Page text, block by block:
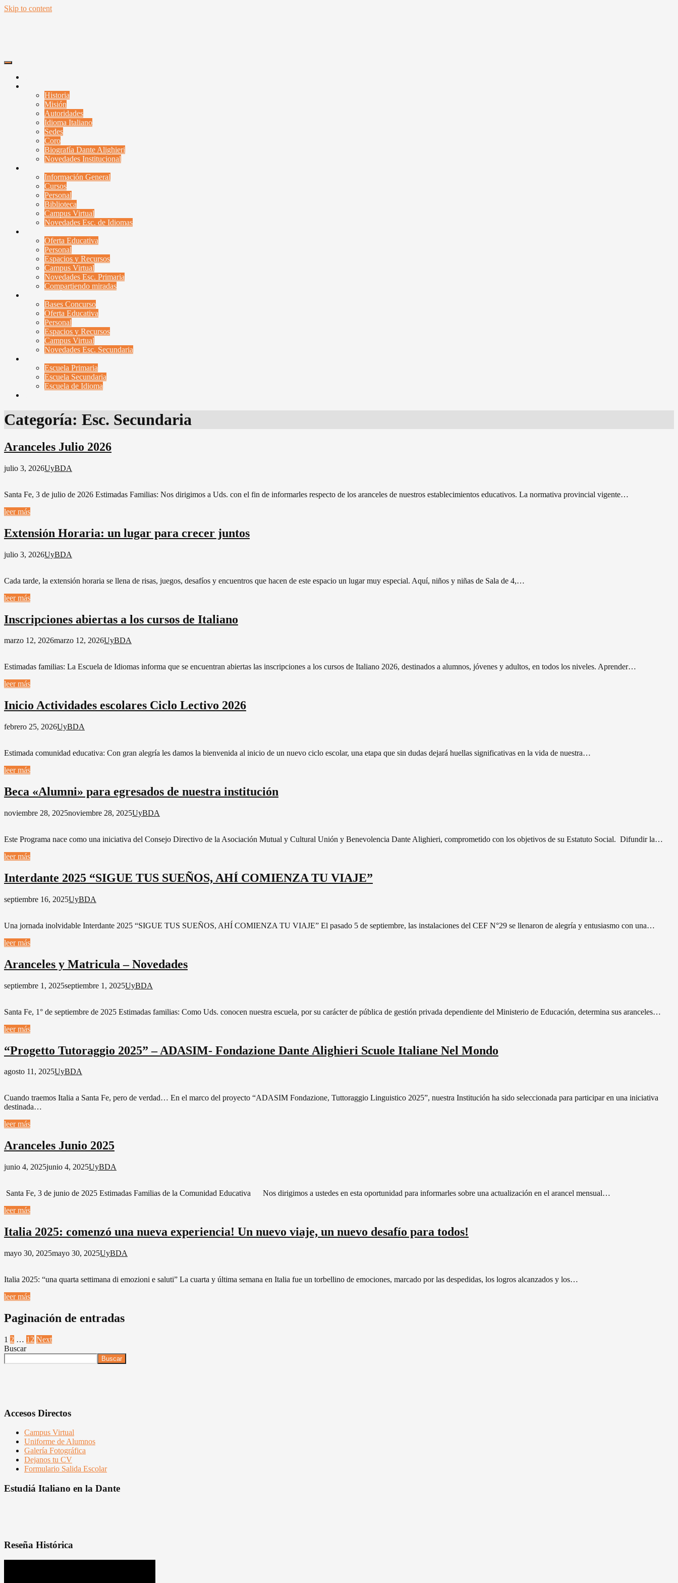
Skip to content
Historia
Misión
Autoridades
Idioma Italiano
Sedes
Coro
Biografía Dante Alighieri
Novedades Institucional
Información General
Cursos
Personal
Biblioteca
Campus Virtual
Novedades Esc. de Idiomas
Oferta Educativa
Personal
Espacios y Recursos
Campus Virtual
Novedades Esc. Primaria
Compartiendo miradas
Bases Concurso
Oferta Educativa
Personal
Espacios y Recursos
Campus Virtual
Novedades Esc. Secundaria
Escuela Primaria
Escuela Secundaria
Escuela de Idioma
Categoría: Esc. Secundaria
Aranceles Julio 2026
julio 3, 2026UyBDA
Santa Fe, 3 de julio de 2026 Estimadas Familias: Nos dirigimos a Uds. con el fin de informarles respecto de los aranceles de nuestros establecimientos educativos. La normativa provincial vigente…
leer más
Extensión Horaria: un lugar para crecer juntos
julio 3, 2026UyBDA
Cada tarde, la extensión horaria se llena de risas, juegos, desafíos y encuentros que hacen de este espacio un lugar muy especial. Aquí, niños y niñas de Sala de 4,…
leer más
Inscripciones abiertas a los cursos de Italiano
marzo 12, 2026marzo 12, 2026UyBDA
Estimadas familias: La Escuela de Idiomas informa que se encuentran abiertas las inscripciones a los cursos de Italiano 2026, destinados a alumnos, jóvenes y adultos, en todos los niveles. Aprender…
leer más
Inicio Actividades escolares Ciclo Lectivo 2026
febrero 25, 2026UyBDA
Estimada comunidad educativa: Con gran alegría les damos la bienvenida al inicio de un nuevo ciclo escolar, una etapa que sin dudas dejará huellas significativas en la vida de nuestra…
leer más
Beca «Alumni» para egresados de nuestra institución
noviembre 28, 2025noviembre 28, 2025UyBDA
Este Programa nace como una iniciativa del Consejo Directivo de la Asociación Mutual y Cultural Unión y Benevolencia Dante Alighieri, comprometido con los objetivos de su Estatuto Social. Difundir la…
leer más
Interdante 2025 “SIGUE TUS SUEÑOS, AHÍ COMIENZA TU VIAJE”
septiembre 16, 2025UyBDA
Una jornada inolvidable Interdante 2025 “SIGUE TUS SUEÑOS, AHÍ COMIENZA TU VIAJE” El pasado 5 de septiembre, las instalaciones del CEF N°29 se llenaron de alegría y entusiasmo con una…
leer más
Aranceles y Matricula – Novedades
septiembre 1, 2025septiembre 1, 2025UyBDA
Santa Fe, 1° de septiembre de 2025 Estimadas familias: Como Uds. conocen nuestra escuela, por su carácter de pública de gestión privada dependiente del Ministerio de Educación, determina sus aranceles…
leer más
“Progetto Tutoraggio 2025” – ADASIM- Fondazione Dante Alighieri Scuole Italiane Nel Mondo
agosto 11, 2025UyBDA
Cuando traemos Italia a Santa Fe, pero de verdad… En el marco del proyecto “ADASIM Fondazione, Tuttoraggio Linguistico 2025”, nuestra Institución ha sido seleccionada para participar en una iniciativa
destinada…
leer más
Aranceles Junio 2025
junio 4, 2025junio 4, 2025UyBDA
Santa Fe, 3 de junio de 2025 Estimadas Familias de la Comunidad Educativa Nos dirigimos a ustedes en esta oportunidad para informarles sobre una actualización en el arancel mensual…
leer más
Italia 2025: comenzó una nueva experiencia! Un nuevo viaje, un nuevo desafío para todos!
mayo 30, 2025mayo 30, 2025UyBDA
Italia 2025: “una quarta settimana di emozioni e saluti” La cuarta y última semana en Italia fue un torbellino de emociones, marcado por las despedidas, los logros alcanzados y los…
leer más
Paginación de entradas
1 2 … 12 Next
Buscar
Buscar
Accesos Directos
Campus Virtual
Uniforme de Alumnos
Galería Fotográfica
Dejanos tu CV
Formulario Salida Escolar
Estudiá Italiano en la Dante
Reseña Histórica